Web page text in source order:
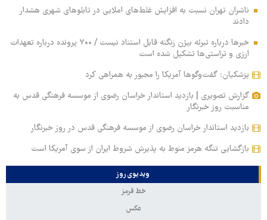
ناشران تهران نسبت به افزایش غلط‌های املایی در تابلوهای شهری هشدار
دادند
خبرها درباره تبرئه بیژن زنگنه قابل استناد نیست / ۷۰۰ پرونده درباره تعهدات
ارزی و تراستی‌ها تشکیل شده است
پزشکیان: گفت‌وگوها آمریکا را مجبور به همراهی کرد
گزارش تصویری | بازدید استاندار خراسان رضوی از موسسه فرهنگی قدس به
مناسبت روز خبرنگار
بازدید استاندار خراسان رضوی از موسسه فرهنگی قدس در روز خبرنگار
بازگشایی تنگه هرمز منوط به پذیرش شروط ایران از سوی آمریکا است
ویدیوی روز
خط قرمز
عکس